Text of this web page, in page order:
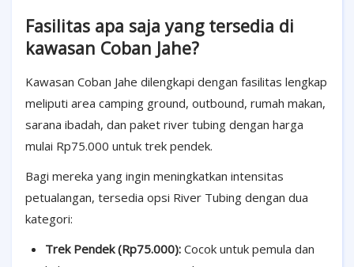
Fasilitas apa saja yang tersedia di
kawasan Coban Jahe?
Kawasan Coban Jahe dilengkapi dengan fasilitas lengkap
meliputi area camping ground, outbound, rumah makan,
sarana ibadah, dan paket river tubing dengan harga
mulai Rp75.000 untuk trek pendek.
Bagi mereka yang ingin meningkatkan intensitas
petualangan, tersedia opsi River Tubing dengan dua
kategori:
Trek Pendek (Rp75.000): Cocok untuk pemula dan